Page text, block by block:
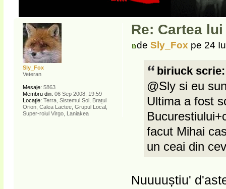
Re: Cartea
deSly_Fox pe 24
biriuck scrie:
@Sly si eu
Ultima a fost
facut Mihai
un ceai din
Nuuuuștiu'
Sly_Fox
Veteran
Mesaje: 5863
Membru din: 06 Sep 2008, 19:59
Locaţie: Terra, Sistemul Sol, Brațul
Orion, Calea Lactee, Grupul Local,
Super-roiul Virgo, Laniakea